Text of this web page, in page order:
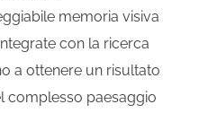
memoria visiva
con la ricerca
a ottenere un risultato
complesso paesaggio